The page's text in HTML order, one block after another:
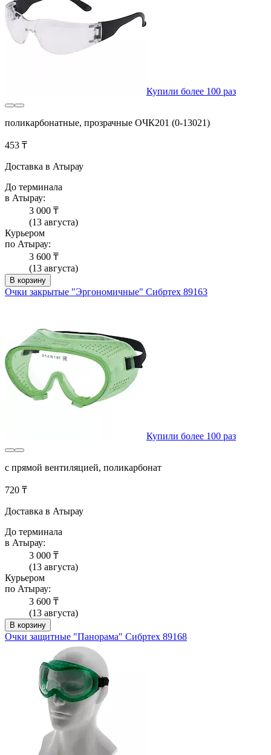
Купили более 100 раз
поликарбонатные, прозрачные ОЧК201 (0-13021)
453 ₸
Доставка в Атырау
До терминала
в Атырау:
3 000 ₸
(13 августа)
Курьером
по Атырау:
3 600 ₸
(13 августа)
В корзину
Очки закрытые "Эргономичные" Сибртех 89163
Купили более 100 раз
с прямой вентиляцией, поликарбонат
720 ₸
Доставка в Атырау
До терминала
в Атырау:
3 000 ₸
(13 августа)
Курьером
по Атырау:
3 600 ₸
(13 августа)
В корзину
Очки защитные "Панорама" Сибртех 89168